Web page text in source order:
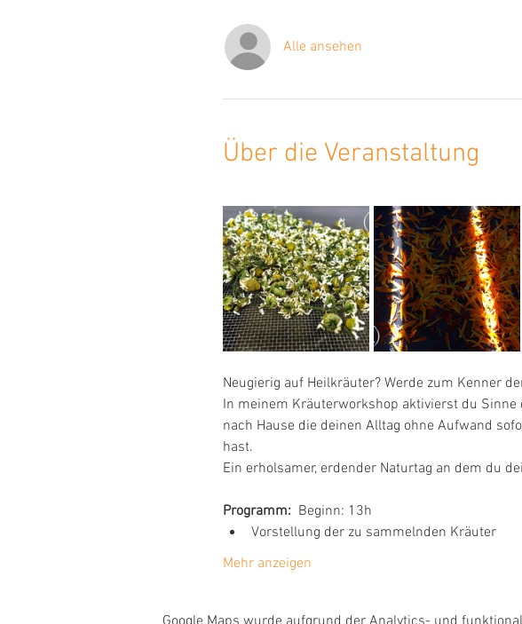
Alle ansehen
Über die Veranstaltung
Neugierig auf Heilkräuter? Werde zum Kenner
In meinem Kräuterworkshop aktivierst du
nach Hause die deinen Alltag ohne Aufwand
hast.
Ein erholsamer, erdender Naturtag an dem du
Programm: Beginn: 13h
Vorstellung der zu sammelnden Kräuter
Mehr anzeigen